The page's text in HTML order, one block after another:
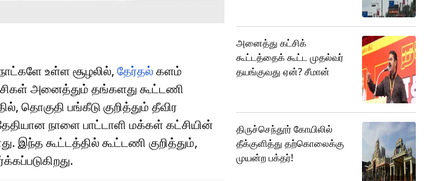
உள்ள சூழலில், தேர்தல்களம்
அனைத்தும் தங்களது கூட்டணி
தொகுதி பங்கீடு குறித்தும் தீவிர
நாளை பாட்டாளி மக்கள் கட்சியின்
இந்த கூட்டத்தில் கூட்டணி குறித்தும்,
அனைத்து கட்சிக்
கூட்டத்தைக் கூட்ட முதல்வர்
தயங்குவது ஏன்? சீமான்
திருச்செந்தூர் கோயிலில்
தீக்குளித்து தற்கொலைக்கு
முயன்ற பக்தர்!